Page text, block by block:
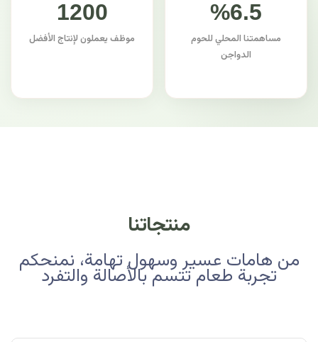
%6.5
مساهمتنا المحلي للحوم
الدواجن
1200
موظف يعملون لإنتاج الأفضل
منتجاتنا
من هامات عسير وسهول تهامة، نمنحكم
تجربة طعام تتسم بالأصالة والتفرد